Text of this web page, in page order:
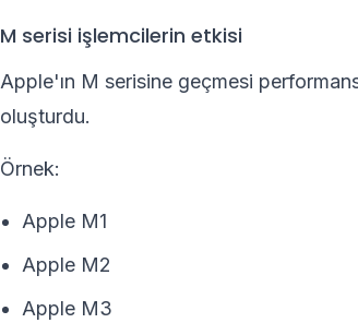
M serisi işlemcilerin etkisi
Apple'ın M serisine geçmesi
oluşturdu.
Örnek:
Apple M1
Apple M2
Apple M3